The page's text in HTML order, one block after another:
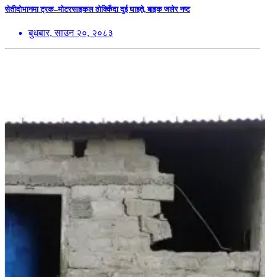
सेतीदोभानमा ट्रक–मोटरसाइकल ठोक्किँदा दुई घाइते, बाइक जलेर नष्ट
बुधबार, साउन २०, २०८३